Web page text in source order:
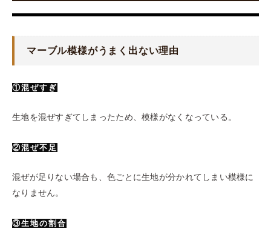
マーブル模様がうまく出ない理由
①混ぜすぎ
生地を混ぜすぎてしまったため、模様がなくなっている。
②混ぜ不足
混ぜが足りない場合も、色ごとに生地が分かれてしまい模様に
なりません。
③生地の割合